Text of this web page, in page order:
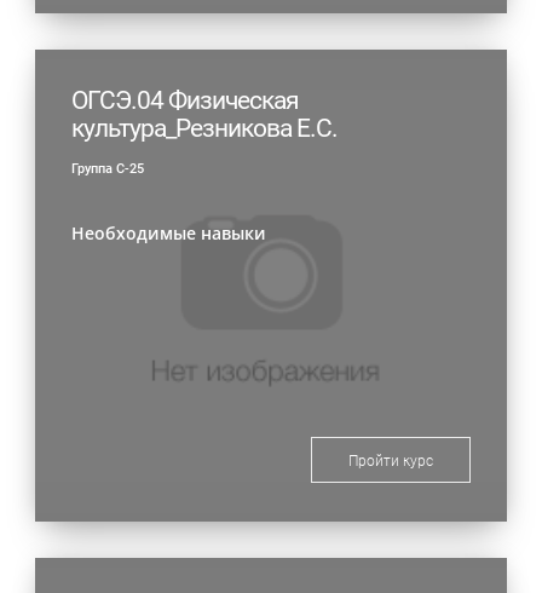
ОГСЭ.04 Физическая
культура_Резникова Е.С.
Группа С-25
Необходимые навыки
Пройти курс